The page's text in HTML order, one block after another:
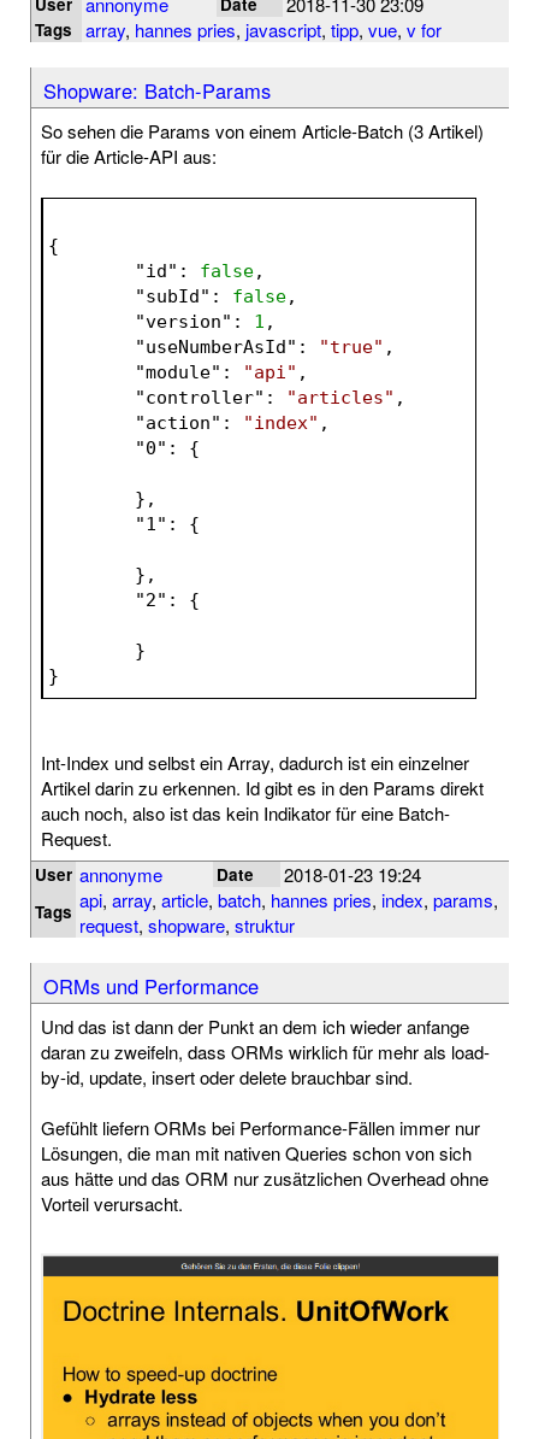
Tags array, hannes pries, javascript, tipp, vue, v for
Shopware: Batch-Params
So sehen die Params von einem Article-Batch (3 Artikel)
für die Article-API aus:
{
	"
id": false,
	"
subId": false,
	"
version": 1 ,
	"
useNumberAsId": "true" ,
	"
module": "api" ,
	"
controller": "articles" ,
	"
action": "index" ,
	"
0": {
	}
,
	"
1": {
	}
,
	"
2": {
	}
}
Int-Index und selbst ein Array, dadurch ist ein einzelner
Artikel darin zu erkennen. Id gibt es in den Params direkt
auch noch, also ist das kein Indikator für eine Batch-
Request.
User annonyme Date 2018-01-23 19:24
Tags api, array, article, batch, hannes pries, index, params,
request, shopware, struktur
ORMs und Performance
Und das ist dann der Punkt an dem ich wieder anfange
daran zu zweifeln, dass ORMs wirklich für mehr als load-
by-id, update, insert oder delete brauchbar sind.
Gefühlt liefern ORMs bei Performance-Fällen immer nur
Lösungen, die man mit nativen Queries schon von sich
aus hätte und das ORM nur zusätzlichen Overhead ohne
Vorteil verursacht.